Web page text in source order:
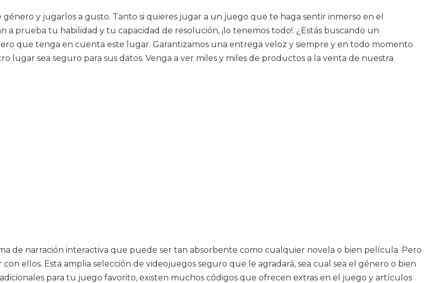
y jugarlos a gusto. Tanto si quieres jugar a un juego que te haga sentir inmerso en el
prueba tu habilidad y tu capacidad de resolución, ¡lo tenemos todo!. ¿Estás buscando un
que tenga en cuenta este lugar. Garantizamos una entrega veloz y siempre y en todo momento
lugar sea seguro para sus datos. Venga a ver miles y miles de productos a la venta de nuestra
de narración interactiva que puede ser tan absorbente como cualquier novela o bien película. Pero
ellos. Esta amplia selección de videojuegos seguro que le agradará, sea cual sea el género o bien
para tu juego favorito, existen muchos códigos que ofrecen extras en el juego y artículos